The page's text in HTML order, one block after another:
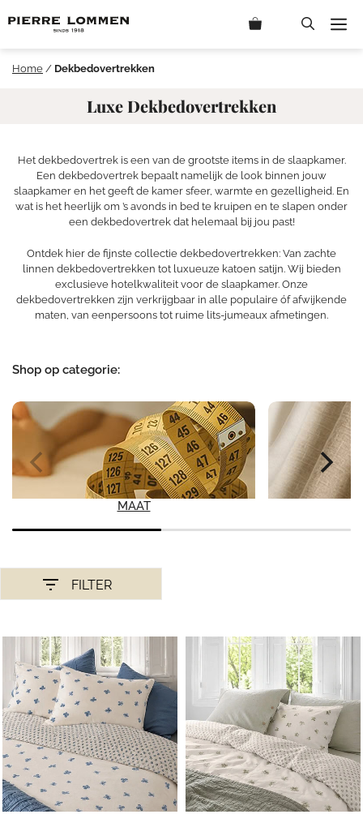
naar
Home / Dekbedovertrekken
Luxe Dekbedovertrekken
Het dekbedovertrek is een van de grootste items in de slaapkamer.
Een dekbedovertrek bepaalt namelijk de look binnen jouw
slaapkamer en het geeft de kamer sfeer, warmte en gezelligheid. En
wat is het heerlijk om ’s avonds in bed te kruipen en te slapen onder
een dekbedovertrek dat helemaal bij jou past!
Ontdek hier de fijnste collectie dekbedovertrekken: Van zachte
linnen dekbedovertrekken tot luxueuze katoen satijn. Wij bieden
exclusieve hotelkwaliteit voor de slaapkamer. Onze
dekbedovertrekken zijn verkrijgbaar in alle populaire óf afwijkende
maten, van eenpersoons tot ruime lits-jumeaux afmetingen.
Shop op categorie:
MAAT
FILTER